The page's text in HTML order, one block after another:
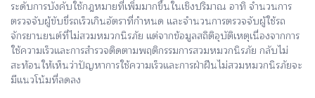
ระดับการบังคับใช้กฎหมายที่เพิ่มมากขึ้นในเชิงปริมาณ อาทิ จำนวนการ
ตรวจจับผู้ขับขี่รถเร็วเกินอัตราที่กำหนด และจำนวนการตรวจจับผู้ใช้รถ
จักรยานยนต์ที่ไม่สวมหมวกนิรภัย แต่จากข้อมูลสถิติอุบัติเหตุเนื่องจากการ
ใช้ความเร็วและการสำรวจติดตามพฤติกรรมการสวมหมวกนิรภัย กลับไม่
สะท้อนให้เห็นว่าปัญหาการใช้ความเร็วและการฝ่าฝืนไม่สวมหมวกนิรภัยจะ
มีแนวโน้มที่ลดลง